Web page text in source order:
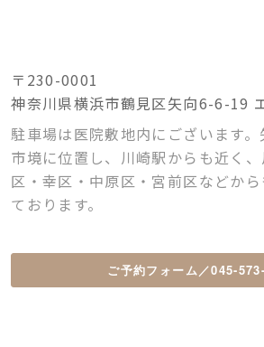
〒230-0001
神奈川県横浜市鶴見区矢向6-6-19
駐車場は医院敷地内にございます
市境に位置し、川崎駅からも近く
区・幸区・中原区・宮前区などか
ております。
ご予約フォーム／045-